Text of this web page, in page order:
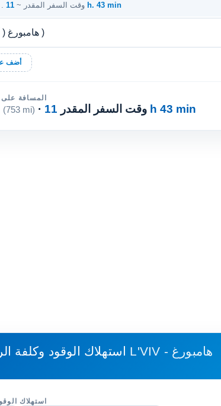
. وقت السفر المقدر ~ 11 h. 43 min
أضف
المسافة
(753 mi) · وقت السفر المقدر 11 h 43 min
L'VIV - هامبورغ
استهلاك